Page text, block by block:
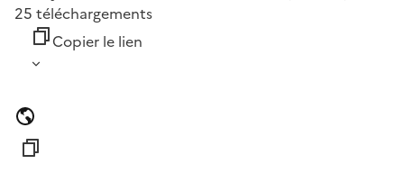
25 téléchargements
Copier le lien